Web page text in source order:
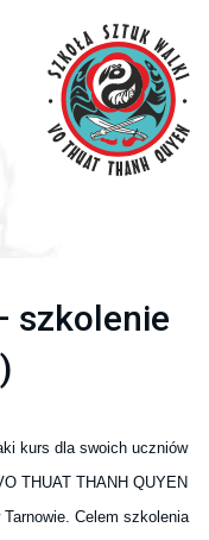
szkolenie
kurs dla swoich uczniów
THUAT THANH QUYEN
Celem szkolenia